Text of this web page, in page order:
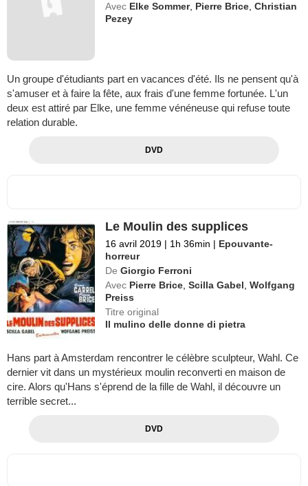
Avec Elke Sommer, Pierre Brice,Christian
Pezey
Un groupe d'étudiants part en vacances d'été. Ils ne pensent qu'à
s'amuser et à faire la fête, aux frais d'une femme fortunée. L'un
deux est attiré par Elke, une femme vénéneuse qui refuse toute
relation durable.
DVD
Le Moulin des supplices
16 avril 2019 | 1h 36min | Epouvante-
horreur
De Giorgio Ferroni
Avec Pierre Brice,Scilla Gabel,Wolfgang
Preiss
Titre original
Il mulino delle donne di pietra
Hans part à Amsterdam rencontrer le célèbre sculpteur, Wahl. Ce
dernier vit dans un mystérieux moulin reconverti en maison de
cire. Alors qu'Hans s'éprend de la fille de Wahl, il découvre un
terrible secret...
DVD